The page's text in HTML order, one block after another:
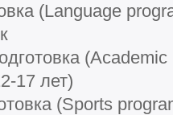
(Language
17 лет)
(Sports